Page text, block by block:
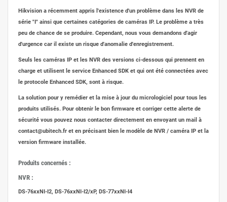
Hikvision a récemment appris l'existence d'un problème dans les NVR de
série "I" ainsi que certaines catégories de caméras IP. Le problème a très
peu de chance de se produire. Cependant, nous vous demandons d'agir
d'urgence car il existe un risque d'anomalie d'enregistrement.
Seuls les caméras IP et les NVR des versions ci-dessous qui prennent en
charge et utilisent le service Enhanced SDK et qui ont été connectées avec
le protocole Enhanced SDK, sont à risque.
La solution pour y remédier et la mise à jour du micrologiciel pour tous les
produits utilisés. Pour obtenir le bon firmware et corriger cette alerte de
sécurité vous pouvez nous contacter directement en envoyant un mail à
contact@ubitech.fr et en précisant bien le modèle de NVR / caméra IP et la
version firmware installée.
Produits concernés :
NVR :
DS-76xxNI-I2, DS-76xxNI-I2/xP, DS-77xxNI-I4